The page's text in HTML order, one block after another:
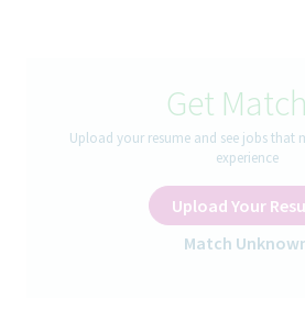
Deine Ausbildung bei uns
Vom ersten Tag Deiner Ausbildung an
unseres Teams. Du erlernst deinen
auf und arbeitest in verschiedene
Get
Upload your resume and see jobs that
experience
Upload Your
Match